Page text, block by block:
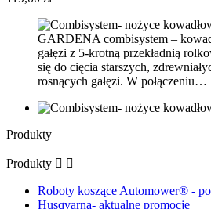
GARDENA combisystem –
gałęzi z 5-krotną przekładnią
się do cięcia starszych,
rosnących gałęzi. W połączeniu…
Produkty
Produkty  
Roboty koszące Automower® -
Husqvarna- aktualne promocje